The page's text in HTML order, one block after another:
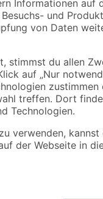
Die dekorative
mit einem besonderen
RAL-zertifiziertem
von der Wand
Musterungen erhältlich